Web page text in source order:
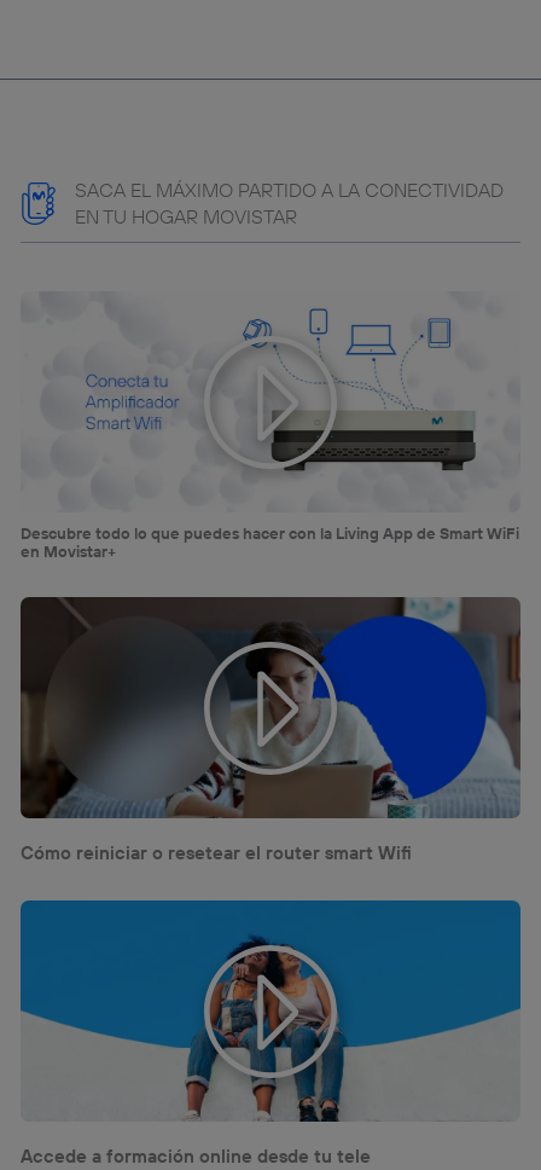
SACA EL MÁXIMO PARTIDO A LA CONECTIVIDAD
EN TU HOGAR MOVISTAR
Descubre todo lo que puedes hacer con la Living App de Smart WiFi
en Movistar+
Cómo reiniciar o resetear el router smart Wifi
Accede a formación online desde tu tele
información de la cuenta de cliente de
lo que cualquier persona que conecte su dispositivo y
consienta el uso de la tecnología recibirá el mismo
identificador. Típicamente:
actividades de navegación de los miembros del hogar
que hayan dado su consentimiento.
datos móviles
, el marketing será más
personalizado, ya que se basará únicamente en la
navegación del usuario del móvil.
Puedes gestionar los consentimientos Utiq seleccionando
“Administrar Utiq” en la parte inferior de esta página web o
la política de privacidad de Utiq.